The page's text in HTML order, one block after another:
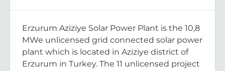
Erzurum Aziziye Solar Power Plant is the 10,8
MWe unlicensed grid connected solar power
plant which is located in Aziziye district of
Erzurum in Turkey. The 11 unlicensed project